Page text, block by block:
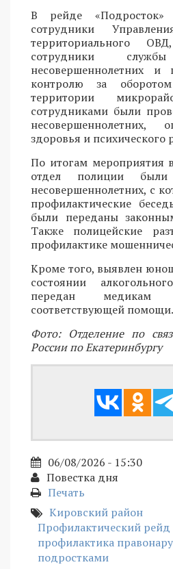
В рейде «Подросток»
сотрудники
территориального
сотрудники
несовершеннолетних и
контролю за
территории
сотрудниками были
здоровья и психического
По итогам мероприятия
отдел полиции
несовершеннолетних, с
профилактические
были переданы
Также полицейские
профилактике
Кроме того, выявлен
состоянии
передан медикам
соответствующей помощи.
Фото: Отделение по
России по Екатеринбургу
06/08/2026 - 15:30
Повестка дня
Печать
Кировский район
Профилактический рейд
профилактика
подростками